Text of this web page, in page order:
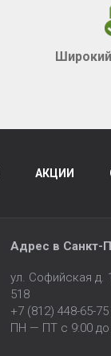
АКЦИИ
Адрес в Санкт-
ул. Софийская д.
518
+7 (812) 448-65-75
ПН — ПТ с 9:00 до